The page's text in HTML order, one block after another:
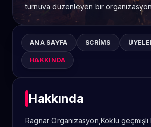
turnuva düzenleyen bir
ANA SAYFA SCRIMS
HAKKINDA
Hakkında
Ragnar Organizasyon,Köklü geçmişli